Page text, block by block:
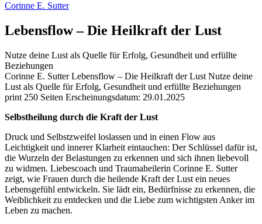
Corinne E. Sutter
Lebensflow – Die Heilkraft der Lust
Nutze deine Lust als Quelle für Erfolg, Gesundheit und erfüllte
Beziehungen
Beschreibung
Corinne E. Sutter Lebensflow – Die Heilkraft der Lust Nutze deine
Lust als Quelle für Erfolg, Gesundheit und erfüllte Beziehungen
print 250 Seiten Erscheinungsdatum: 29.01.2025
Beschreibung
Selbstheilung durch die Kraft der Lust
Druck und Selbstzweifel loslassen und in einen Flow aus
Leichtigkeit und innerer Klarheit eintauchen: Der Schlüssel dafür ist,
die Wurzeln der Belastungen zu erkennen und sich ihnen liebevoll
zu widmen. Liebescoach und Traumaheilerin Corinne E. Sutter
zeigt, wie Frauen durch die heilende Kraft der Lust ein neues
Lebensgefühl entwickeln. Sie lädt ein, Bedürfnisse zu erkennen, die
Weiblichkeit zu entdecken und die Liebe zum wichtigsten Anker im
Leben zu machen.